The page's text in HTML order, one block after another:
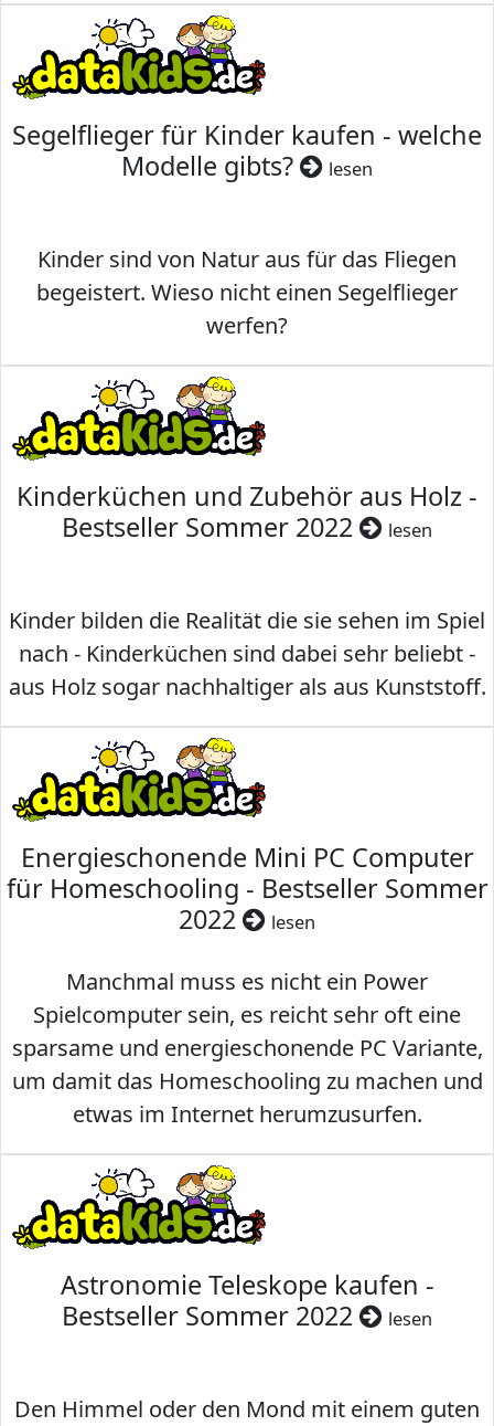
Segelflieger für Kinder kaufen - welche
Modelle gibts?
lesen
Kinder sind von Natur aus für das Fliegen
begeistert. Wieso nicht einen Segelflieger
werfen?
Kinderküchen und Zubehör aus Holz -
Bestseller Sommer 2022
lesen
Kinder bilden die Realität die sie sehen im Spiel
nach - Kinderküchen sind dabei sehr beliebt -
aus Holz sogar nachhaltiger als aus Kunststoff.
Energieschonende Mini PC Computer
für Homeschooling - Bestseller Sommer
2022
lesen
Manchmal muss es nicht ein Power
Spielcomputer sein, es reicht sehr oft eine
sparsame und energieschonende PC Variante,
um damit das Homeschooling zu machen und
etwas im Internet herumzusurfen.
Astronomie Teleskope kaufen -
Bestseller Sommer 2022
lesen
Den Himmel oder den Mond mit einem guten